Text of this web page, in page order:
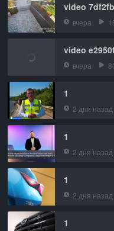
video
вчера
video
вчера
1
2 дня назад
1
2 дня назад
1
2 дня назад
1